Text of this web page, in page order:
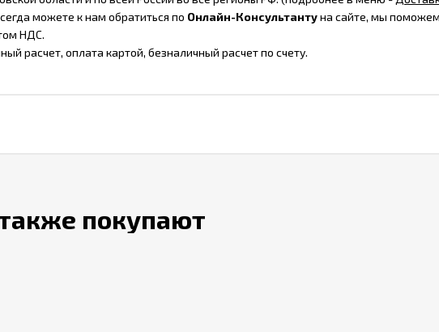
можете к нам обратиться по Онлайн-Консультантуна сайте, мы
НДС.
расчет, оплата картой, безналичный расчет по счету.
покупают